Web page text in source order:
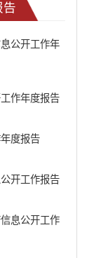
告
公开工作年
作年度报告
度报告
开工作报告
息公开工作